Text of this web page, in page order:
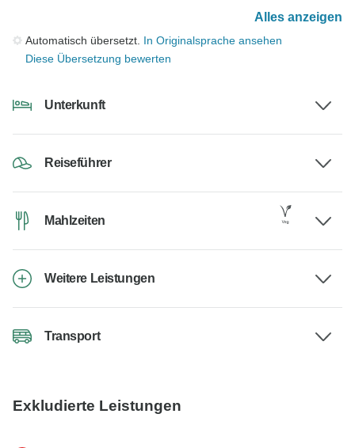
Alles anzeigen
Automatisch übersetzt. In Originalsprache ansehen
Diese Übersetzung bewerten
Unterkunft
Reiseführer
Mahlzeiten
Weitere Leistungen
Transport
Exkludierte Leistungen